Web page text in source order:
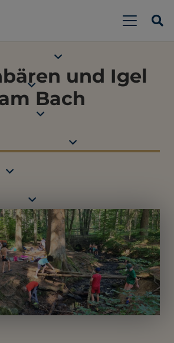
und Igel
Bach